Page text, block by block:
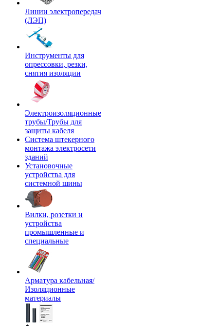
Линии электропередач
(ЛЭП)
Инструменты для
опрессовки, резки,
снятия изоляции
Электроизоляционные
трубы/Трубы для
защиты кабеля
Система штекерного
монтажа электросети
зданий
Установочные
устройства для
системной шины
Вилки, розетки и
устройства
промышленные и
специальные
Арматура кабельная/
Изоляционные
материалы